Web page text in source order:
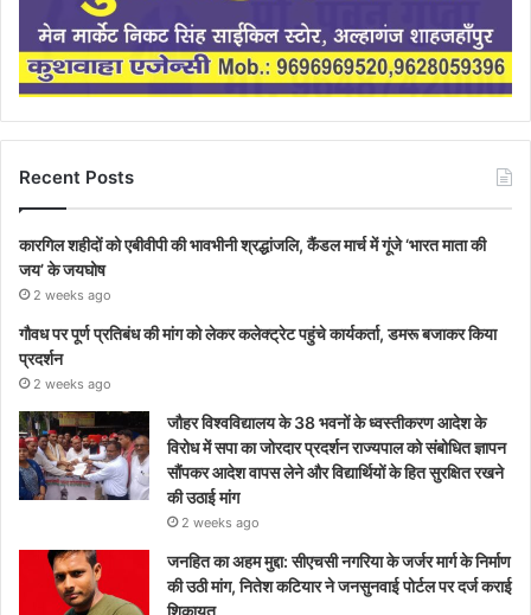
Recent Posts
कारगिल शहीदों को एबीवीपी की भावभीनी श्रद्धांजलि, कैंडल मार्च में गूंजे ‘भारत माता की
जय’ के जयघोष
2 weeks ago
गौवध पर पूर्ण प्रतिबंध की मांग को लेकर कलेक्ट्रेट पहुंचे कार्यकर्ता, डमरू बजाकर किया
प्रदर्शन
2 weeks ago
जौहर विश्वविद्यालय के 38 भवनों के ध्वस्तीकरण आदेश के
विरोध में सपा का जोरदार प्रदर्शन राज्यपाल को संबोधित ज्ञापन
सौंपकर आदेश वापस लेने और विद्यार्थियों के हित सुरक्षित रखने
की उठाई मांग
2 weeks ago
जनहित का अहम मुद्दा: सीएचसी नगरिया के जर्जर मार्ग के निर्माण
की उठी मांग, नितेश कटियार ने जनसुनवाई पोर्टल पर दर्ज कराई